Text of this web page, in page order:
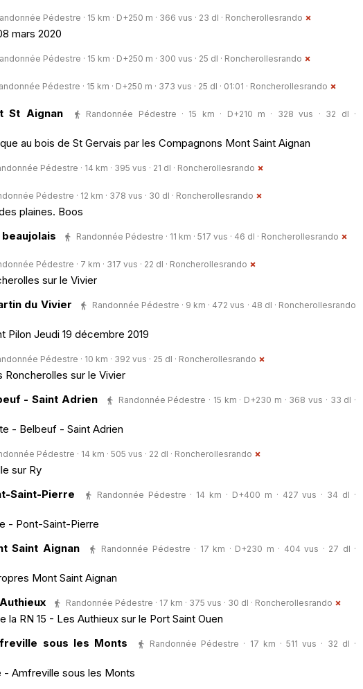
Pédestre · 15 km · D+250 m · 366 vus · 23 dl · Roncherollesrando
mars 2020
Pédestre · 15 km · D+250 m · 300 vus · 25 dl · Roncherollesrando
Pédestre · 15 km · D+250 m · 373 vus · 25 dl · 01:01 · Roncherollesrando
St Aignan
Randonnée Pédestre · 15 km · D+210 m · 328 vus · 32 dl ·
au bois de St Gervais par les Compagnons Mont Saint Aignan
Pédestre · 14 km · 395 vus · 21 dl · Roncherollesrando
Pédestre · 12 km · 378 vus · 30 dl · Roncherollesrando
plaines. Boos
beaujolais
Randonnée Pédestre · 11 km · 517 vus · 46 dl · Roncherollesrando
Pédestre · 7 km · 317 vus · 22 dl · Roncherollesrando
sur le Vivier
du Vivier
Randonnée Pédestre · 9 km · 472 vus · 48 dl · Roncherollesrando
Pilon Jeudi 19 décembre 2019
Pédestre · 10 km · 392 vus · 25 dl · Roncherollesrando
Roncherolles sur le Vivier
- Saint Adrien
Randonnée Pédestre · 15 km · D+230 m · 368 vus · 33 dl ·
- Belbeuf - Saint Adrien
Pédestre · 14 km · 505 vus · 22 dl · Roncherollesrando
sur Ry
Saint-Pierre
Randonnée Pédestre · 14 km · D+400 m · 427 vus · 34 dl ·
- Pont-Saint-Pierre
Saint Aignan
Randonnée Pédestre · 17 km · D+230 m · 404 vus · 27 dl ·
Mont Saint Aignan
Randonnée Pédestre · 17 km · 375 vus · 30 dl · Roncherollesrando
la RN 15 - Les Authieux sur le Port Saint Ouen
sous les Monts
Randonnée Pédestre · 17 km · 511 vus · 32 dl ·
- Amfreville sous les Monts